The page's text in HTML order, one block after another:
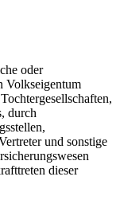
oder
Volkseigentum
durch
und sonstige
dieser